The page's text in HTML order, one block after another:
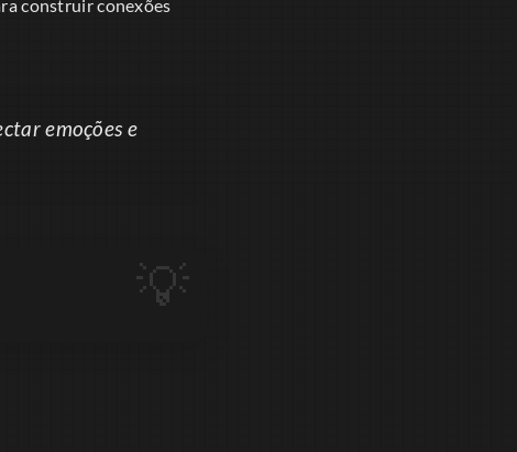
construir conexões
emoções e